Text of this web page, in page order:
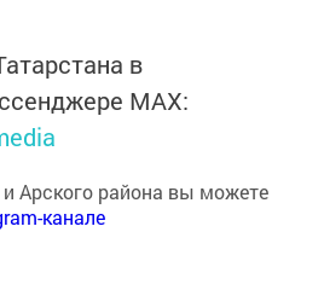
в
MАХ:
Арского района вы можете
канале